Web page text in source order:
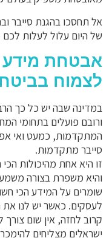
אל תחסכו בהגנת סייבר
של היום עלול לעלות
אבטחת מידע
לצמוח
במדינה שבה יש כל כך
ורובם פועלים בתחומי
המתקדמות, כמעט ואי
סייבר מתקדמות.
זו היא אחת מהיכולות
והיא משפרת בצורה
שומרים על המידע הכי
לעסקים. כאשר יש לנו
קרוב לחזה, אין שום
ישראלים מצליחים